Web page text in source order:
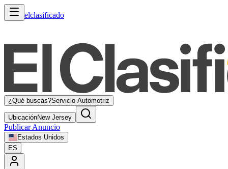
elclasificado
¿Qué buscas?Servicio Automotriz
UbicaciónNew Jersey
Publicar Anuncio
Estados Unidos
ES